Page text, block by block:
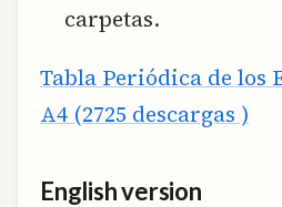
carpetas.
Tabla Periódica de los
A4 (2725 descargas )
English version